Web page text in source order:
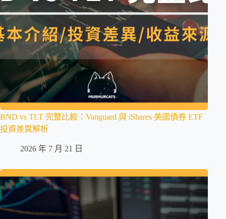
BND vs TLT 完整比較：Vanguard 與 iShares 美國債券 ETF
投資差異解析
2026 年 7 月 21 日